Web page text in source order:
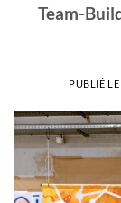
Team-
PUBLIÉ LE